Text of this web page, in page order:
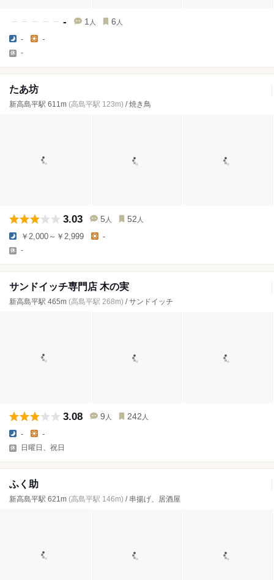
- 1 人 6 人
- -
-
たあ坊
新高島平駅 611m (高島平駅 123m) / 焼き鳥
3.03 5 人 52 人
￥2,000～￥2,999 -
-
サンドイッチ専門店 木の実
新高島平駅 465m (高島平駅 268m) / サンドイッチ
3.08 9 人 242 人
- -
日曜日、祝日
ふく助
新高島平駅 621m (高島平駅 146m) / 串揚げ、居酒屋